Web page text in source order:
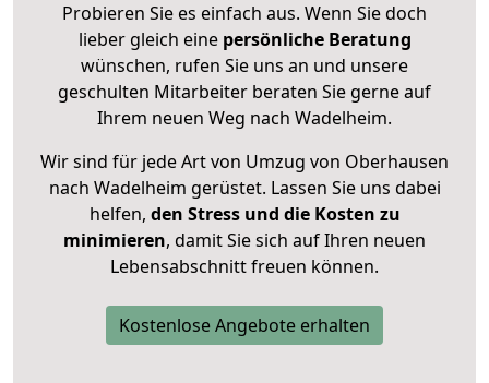
Probieren Sie es einfach aus. Wenn Sie doch
lieber gleich eine persönliche Beratung
wünschen, rufen Sie uns an und unsere
geschulten Mitarbeiter beraten Sie gerne auf
Ihrem neuen Weg nach Wadelheim.
Wir sind für jede Art von Umzug von Oberhausen
nach Wadelheim gerüstet. Lassen Sie uns dabei
helfen, den Stress und die Kosten zu
minimieren, damit Sie sich auf Ihren neuen
Lebensabschnitt freuen können.
Kostenlose Angebote erhalten